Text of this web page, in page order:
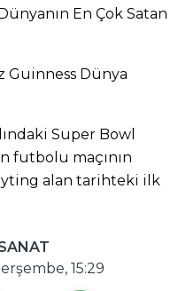
En Çok Satan
Guinness Dünya
Super Bowl
futbolu maçının
alan tarihteki ilk
15:29